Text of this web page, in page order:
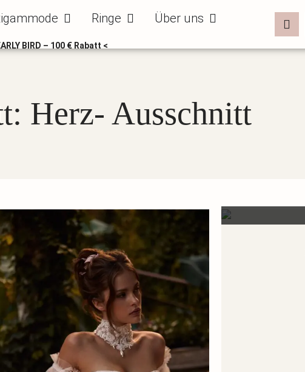
Öffne Bräutigammode
Ringe Öffne RingeÜber uns Öffne Über uns
BIRD – 100 € Rabatt <
Herz- Ausschnitt